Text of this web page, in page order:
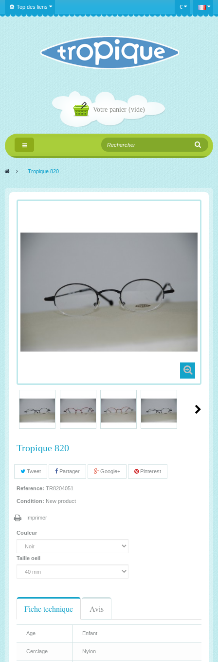
€
Top des liens
Votre panier (vide)
Navigation
bascule
> Tropique 820
Tropique 820
Tweet Partager Google+ Pinterest
Reference: TR8204051
Condition: New product
Imprimer
Couleur
Taille oeil
Fiche technique Avis
Age Enfant
Cerclage Nylon